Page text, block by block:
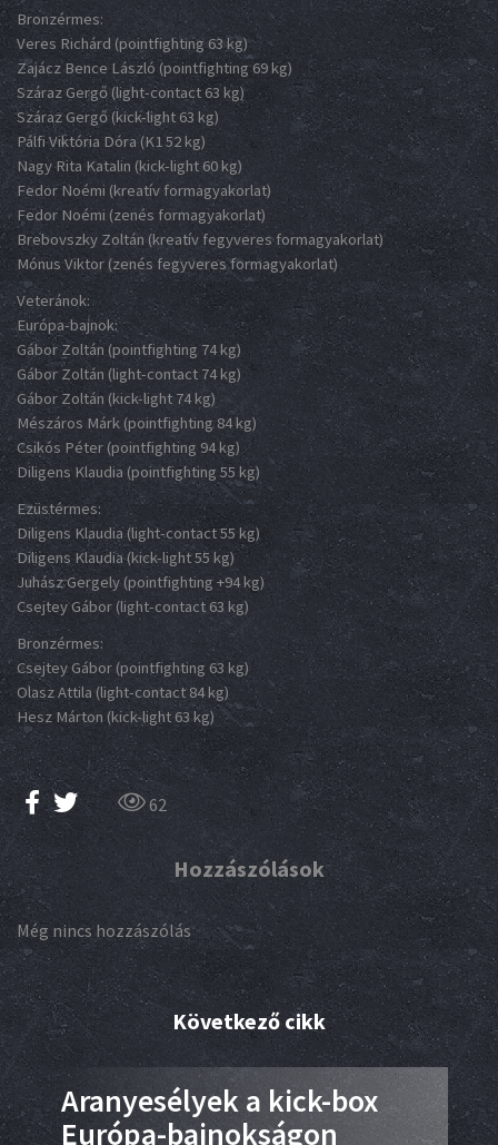
Bronzérmes:
Veres Richárd (pointfighting 63 kg)
Zajácz Bence László (pointfighting 69 kg)
Száraz Gergő (light-contact 63 kg)
Száraz Gergő (kick-light 63 kg)
Pálfi Viktória Dóra (K1 52 kg)
Nagy Rita Katalin (kick-light 60 kg)
Fedor Noémi (kreatív formagyakorlat)
Fedor Noémi (zenés formagyakorlat)
Brebovszky Zoltán (kreatív fegyveres formagyakorlat)
Mónus Viktor (zenés fegyveres formagyakorlat)
Veteránok:
Európa-bajnok:
Gábor Zoltán (pointfighting 74 kg)
Gábor Zoltán (light-contact 74 kg)
Gábor Zoltán (kick-light 74 kg)
Mészáros Márk (pointfighting 84 kg)
Csikós Péter (pointfighting 94 kg)
Diligens Klaudia (pointfighting 55 kg)
Ezüstérmes:
Diligens Klaudia (light-contact 55 kg)
Diligens Klaudia (kick-light 55 kg)
Juhász Gergely (pointfighting +94 kg)
Csejtey Gábor (light-contact 63 kg)
Bronzérmes:
Csejtey Gábor (pointfighting 63 kg)
Olasz Attila (light-contact 84 kg)
Hesz Márton (kick-light 63 kg)
62
Hozzászólások
Még nincs hozzászólás
Következő cikk
Aranyesélyek a kick-box
Európa-bajnokságon